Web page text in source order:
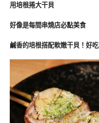
用培根捲大干貝
好像是每間串燒店必點美食
鹹香的培根搭配軟嫩干貝！好吃